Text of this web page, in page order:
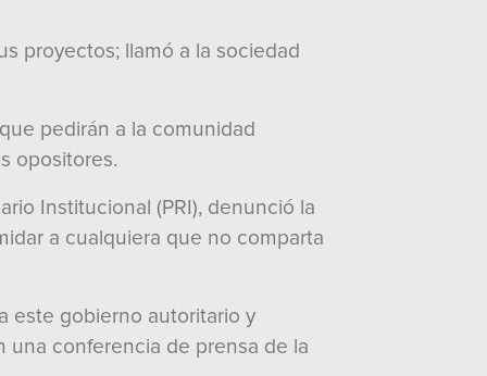
proyectos; llamó a la sociedad
pedirán a la comunidad
opositores.
Institucional (PRI), denunció la
a cualquiera que no comparta
este gobierno autoritario y
una conferencia de prensa de la